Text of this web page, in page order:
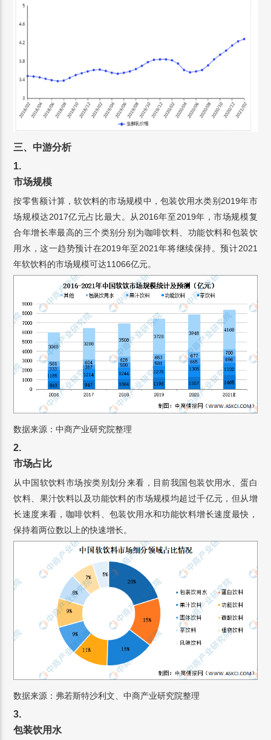
三、中游分析
1.
市场规模
按零售额计算，软饮料的市场规模中，包装饮用水类别2019年市
场规模达2017亿元占比最大。从2016年至2019年，市场规模复
合年增长率最高的三个类别分别为咖啡饮料、功能饮料和包装饮
用水，这一趋势预计在2019年至2021年将继续保持。预计2021
年软饮料的市场规模可达11066亿元。
数据来源：中商产业研究院整理
2.
市场占比
从中国软饮料市场按类别划分来看，目前我国包装饮用水、蛋白
饮料、果汁饮料以及功能饮料的市场规模均超过千亿元，但从增
长速度来看，咖啡饮料、包装饮用水和功能饮料增长速度最快，
保持着两位数以上的快速增长。
数据来源：弗若斯特沙利文、中商产业研究院整理
3.
包装饮用水